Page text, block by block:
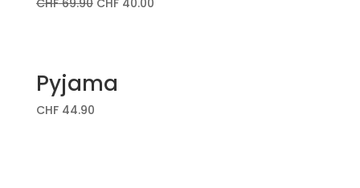
CHF69.90 CHF40.00
Pyjama
CHF44.90